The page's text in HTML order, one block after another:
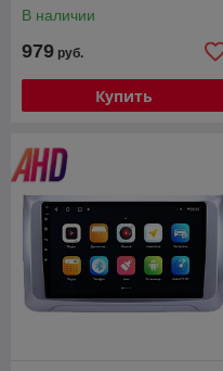
В наличии
979 руб.
Купить